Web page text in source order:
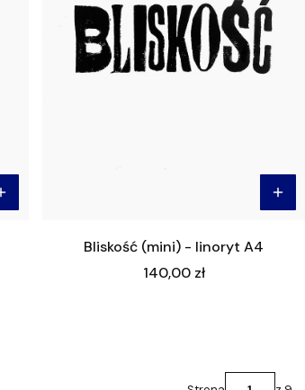
Bliskość (mini) - linoryt A4
Cena
140,00 zł